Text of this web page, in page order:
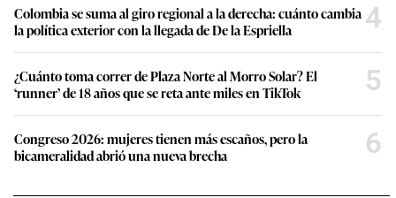
Colombia se suma al giro regional a la derecha: cuánto cambia
la política exterior con la llegada de De la Espriella
4
¿Cuánto toma correr de Plaza Norte al Morro Solar? El
‘runner’ de 18 años que se reta ante miles en TikTok
5
Congreso 2026: mujeres tienen más escaños, pero la
bicameralidad abrió una nueva brecha
6